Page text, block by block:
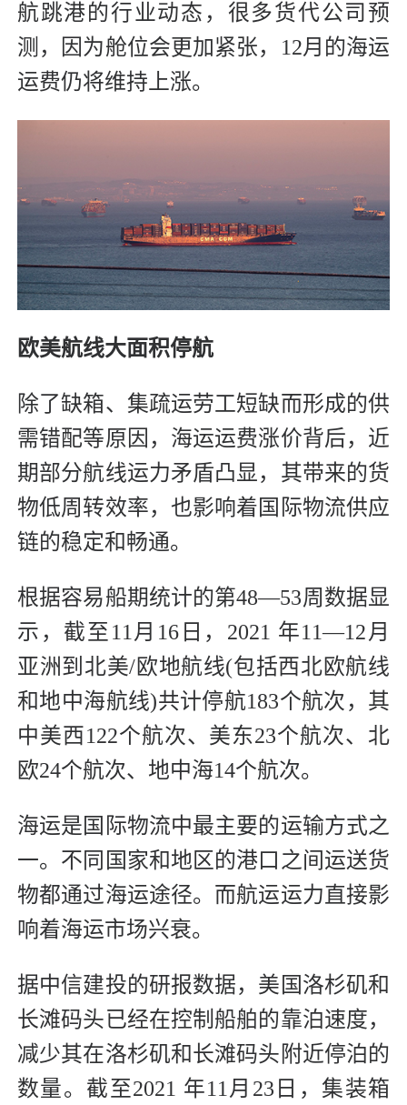
航跳港的行业动态，很多货代公司预
测，因为舱位会更加紧张，12月的海运
运费仍将维持上涨。
欧美航线大面积停航
除了缺箱、集疏运劳工短缺而形成的供
需错配等原因，海运运费涨价背后，近
期部分航线运力矛盾凸显，其带来的货
物低周转效率，也影响着国际物流供应
链的稳定和畅通。
根据容易船期统计的第48—53周数据显
示，截至11月16日，2021 年11—12月
亚洲到北美/欧地航线(包括西北欧航线
和地中海航线)共计停航183个航次，其
中美西122个航次、美东23个航次、北
欧24个航次、地中海14个航次。
海运是国际物流中最主要的运输方式之
一。不同国家和地区的港口之间运送货
物都通过海运途径。而航运运力直接影
响着海运市场兴衰。
据中信建投的研报数据，美国洛杉矶和
长滩码头已经在控制船舶的靠泊速度，
减少其在洛杉矶和长滩码头附近停泊的
数量。截至2021 年11月23日，集装箱